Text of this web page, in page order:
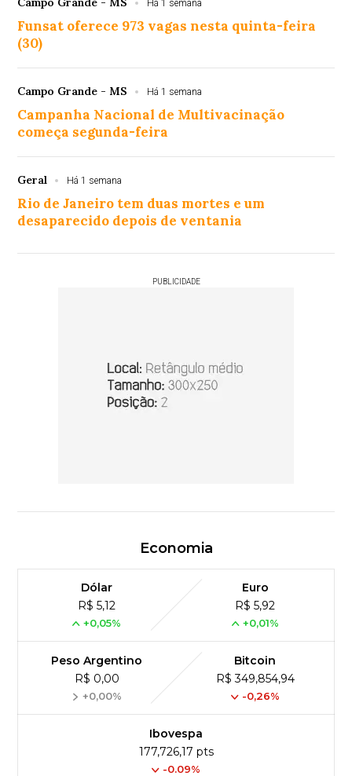
Há 1 semana
Funsat oferece 973 vagas nesta quinta-feira
(30)
Campo Grande - MS Há 1 semana
Campanha Nacional de Multivacinação
começa segunda-feira
Geral Há 1 semana
Rio de Janeiro tem duas mortes e um
desaparecido depois de ventania
PUBLICIDADE
Economia
Dólar
R$ 5,12
+0,05%
Euro
R$ 5,92
+0,01%
Peso Argentino
R$ 0,00
+0,00%
Bitcoin
R$ 349,854,94
-0,26%
Ibovespa
177,726,17 pts
-0.09%